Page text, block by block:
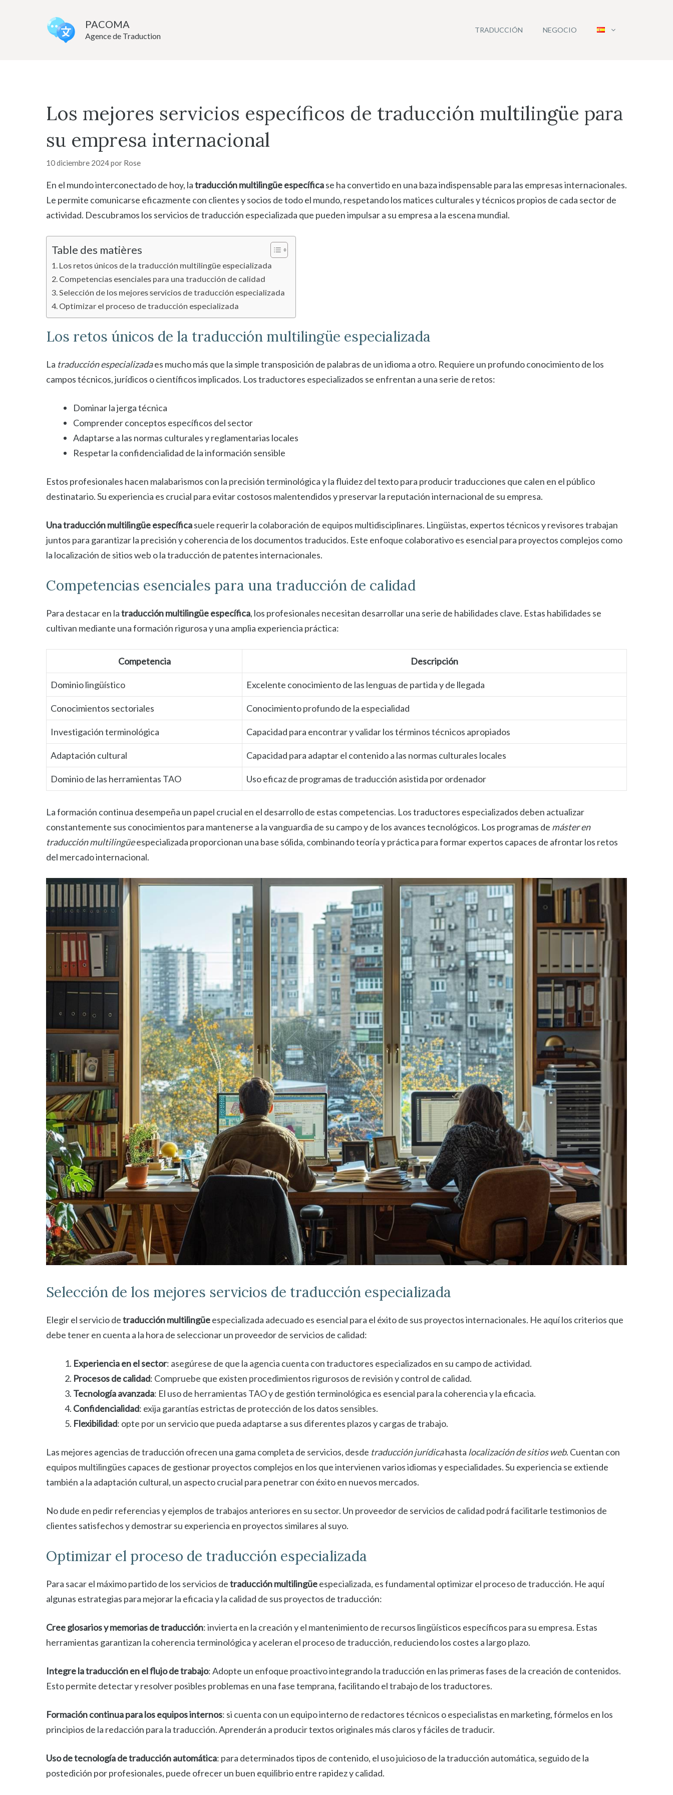
PACOMA
Agence de Traduction
TRADUCCIÓN NEGOCIO
Los mejores servicios específicos de traducción multilingüe para
su empresa internacional
10 diciembre 2024por Rose
En el mundo interconectado de hoy, latraducción multilingüe específicase ha convertido en una baza indispensable para las empresas internacionales.
Le permite comunicarse eficazmente con clientes y socios de todo el mundo, respetando los matices culturales y técnicos propios de cada sector de
actividad. Descubramos los servicios de traducción especializada que pueden impulsar a su empresa a la escena mundial.
Table des matières
Los retos únicos de la traducción multilingüe especializada
Competencias esenciales para una traducción de calidad
Selección de los mejores servicios de traducción especializada
Optimizar el proceso de traducción especializada
Los retos únicos de la traducción multilingüe especializada
La traducción especializadaes mucho más que la simple transposición de palabras de un idioma a otro. Requiere un profundo conocimiento de los
campos técnicos, jurídicos o científicos implicados. Los traductores especializados se enfrentan a una serie de retos:
Dominar la jerga técnica
Comprender conceptos específicos del sector
Adaptarse a las normas culturales y reglamentarias locales
Respetar la confidencialidad de la información sensible
Estos profesionales hacen malabarismos con la precisión terminológica y la fluidez del texto para producir traducciones que calen en el público
destinatario. Su experiencia es crucial para evitar costosos malentendidos y preservar la reputación internacional de su empresa.
Una traducción multilingüe específicasuele requerir la colaboración de equipos multidisciplinares. Lingüistas, expertos técnicos y revisores trabajan
juntos para garantizar la precisión y coherencia de los documentos traducidos. Este enfoque colaborativo es esencial para proyectos complejos como
la localización de sitios web o la traducción de patentes internacionales.
Competencias esenciales para una traducción de calidad
Para destacar en latraducción multilingüe específica, los profesionales necesitan desarrollar una serie de habilidades clave. Estas habilidades se
cultivan mediante una formación rigurosa y una amplia experiencia práctica:
Competencia Descripción
Dominio lingüístico Excelente conocimiento de las lenguas de partida y de llegada
Conocimientos sectoriales Conocimiento profundo de la especialidad
Investigación terminológica Capacidad para encontrar y validar los términos técnicos apropiados
Adaptación cultural Capacidad para adaptar el contenido a las normas culturales locales
Dominio de las herramientas TAO Uso eficaz de programas de traducción asistida por ordenador
La formación continua desempeña un papel crucial en el desarrollo de estas competencias. Los traductores especializados deben actualizar
constantemente sus conocimientos para mantenerse a la vanguardia de su campo y de los avances tecnológicos. Los programas de máster en
traducción multilingüeespecializada proporcionan una base sólida, combinando teoría y práctica para formar expertos capaces de afrontar los retos
del mercado internacional.
Selección de los mejores servicios de traducción especializada
Elegir el servicio detraducción multilingüeespecializada adecuado es esencial para el éxito de sus proyectos internacionales. He aquí los criterios que
debe tener en cuenta a la hora de seleccionar un proveedor de servicios de calidad:
Experiencia en el sector: asegúrese de que la agencia cuenta con traductores especializados en su campo de actividad.
Procesos de calidad: Compruebe que existen procedimientos rigurosos de revisión y control de calidad.
Tecnología avanzada: El uso de herramientas TAO y de gestión terminológica es esencial para la coherencia y la eficacia.
Confidencialidad: exija garantías estrictas de protección de los datos sensibles.
Flexibilidad: opte por un servicio que pueda adaptarse a sus diferentes plazos y cargas de trabajo.
Las mejores agencias de traducción ofrecen una gama completa de servicios, desde traducción jurídicahasta localización de sitios web. Cuentan con
equipos multilingües capaces de gestionar proyectos complejos en los que intervienen varios idiomas y especialidades. Su experiencia se extiende
también a la adaptación cultural, un aspecto crucial para penetrar con éxito en nuevos mercados.
No dude en pedir referencias y ejemplos de trabajos anteriores en su sector. Un proveedor de servicios de calidad podrá facilitarle testimonios de
clientes satisfechos y demostrar su experiencia en proyectos similares al suyo.
Optimizar el proceso de traducción especializada
Para sacar el máximo partido de los servicios detraducción multilingüeespecializada, es fundamental optimizar el proceso de traducción. He aquí
algunas estrategias para mejorar la eficacia y la calidad de sus proyectos de traducción:
Cree glosarios y memorias de traducción: invierta en la creación y el mantenimiento de recursos lingüísticos específicos para su empresa. Estas
herramientas garantizan la coherencia terminológica y aceleran el proceso de traducción, reduciendo los costes a largo plazo.
Integre la traducción en el flujo de trabajo: Adopte un enfoque proactivo integrando la traducción en las primeras fases de la creación de contenidos.
Esto permite detectar y resolver posibles problemas en una fase temprana, facilitando el trabajo de los traductores.
Formación continua para los equipos internos: si cuenta con un equipo interno de redactores técnicos o especialistas en marketing, fórmelos en los
principios de la redacción para la traducción. Aprenderán a producir textos originales más claros y fáciles de traducir.
Uso de tecnología de traducción automática: para determinados tipos de contenido, el uso juicioso de la traducción automática, seguido de la
postedición por profesionales, puede ofrecer un buen equilibrio entre rapidez y calidad.